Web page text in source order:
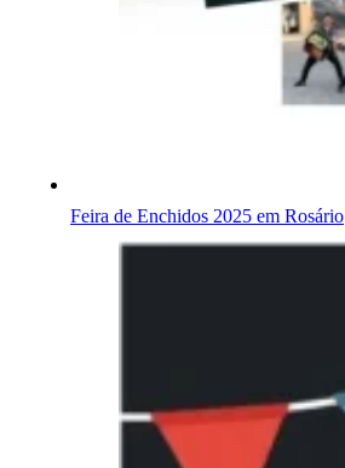
Feira de Enchidos 2025 em Rosário